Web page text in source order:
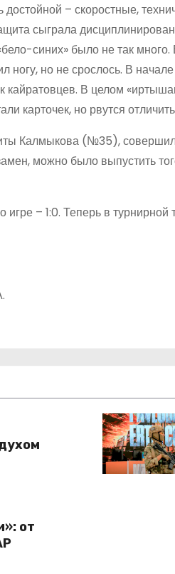
– скоростные,
сыграла
синих» было не так
ногу, но не срослось. В
В целом
карточек, но рвутся
Калмыкова (№35), совершил
можно было выпустить
– 1:0. Теперь в
от